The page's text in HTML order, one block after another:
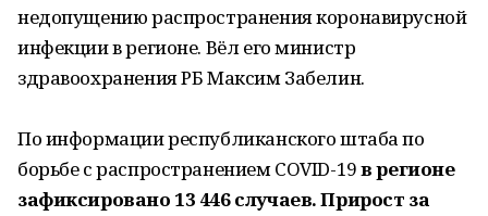
недопущению распространения коронавирусной
инфекции в регионе. Вёл его министр
здравоохранения РБ Максим Забелин.
По информации республиканского штаба по
борьбе с распространением COVID-19в регионе
зафиксировано 13 446 случаев. Прирост за